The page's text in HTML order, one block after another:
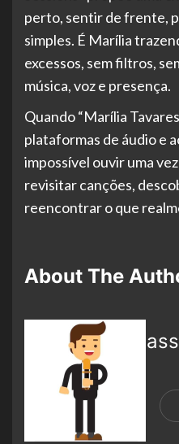
perto, sentir de frente,
simples. É Marília
excessos, sem filtros,
música, voz e presença.
Quando “Marília
plataformas de áudio e
impossível ouvir uma
revisitar canções,
reencontrar o que
About The